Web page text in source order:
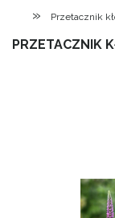
» Przetacznik
PRZETACZNIK